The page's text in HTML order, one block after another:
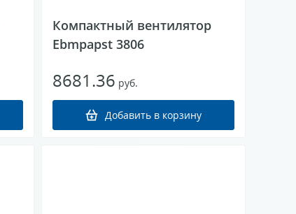
Компактный вентилятор
Ebmpapst 3806
8681.36 руб.
Добавить в корзину